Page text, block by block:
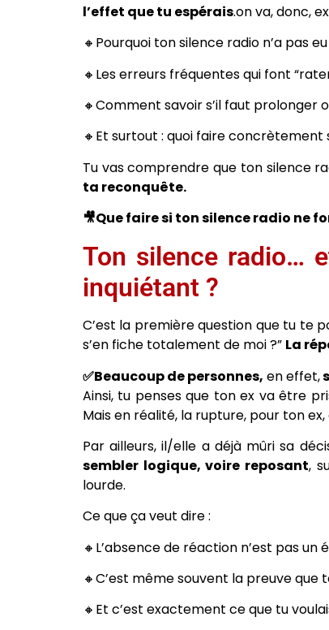
l’effet que tu espérais.on va, donc,
🔸Pourquoi ton silence radio n’a pas
🔸Les erreurs fréquentes qui font
🔸Comment savoir s’il faut prolonger
🔸Et surtout : quoi faire concrètement
Tu vas comprendre que ton silence
ta reconquête.
🎥Que faire si ton silence radio ne
Ton silence radio…
inquiétant ?
C’est la première question que tu te
s’en fiche totalement de moi ?” La
✅Beaucoup de personnes, en effet,
Ainsi, tu penses que ton ex va être
Mais en réalité, la rupture, pour ton
Par ailleurs, il/elle a déjà mûri sa
sembler logique, voire reposant,
lourde.
Ce que ça veut dire :
🔸L’absence de réaction n’est pas un
🔸C’est même souvent la preuve que
🔸Et c’est exactement ce que tu